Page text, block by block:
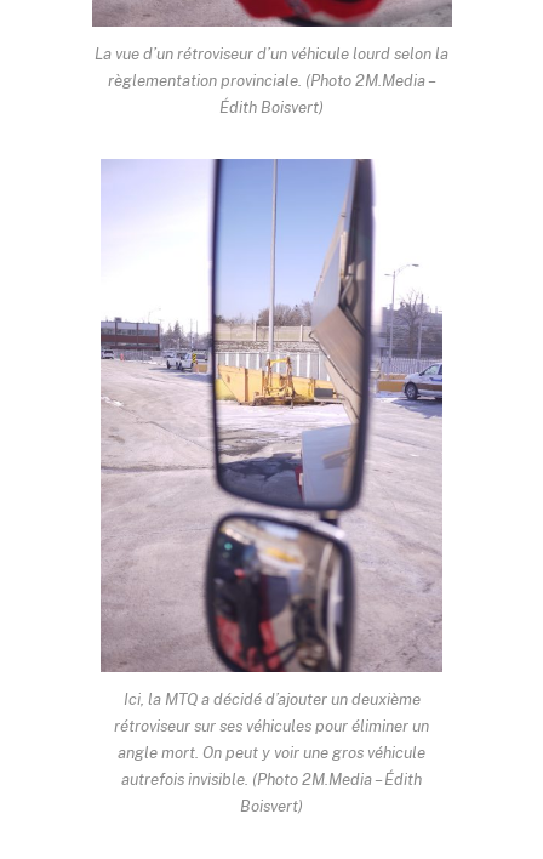
La vue d’un rétroviseur d’un véhicule lourd selon la
règlementation provinciale. (Photo 2M.Media –
Édith Boisvert)
Ici, la MTQ a décidé d’ajouter un deuxième
rétroviseur sur ses véhicules pour éliminer un
angle mort. On peut y voir une gros véhicule
autrefois invisible. (Photo 2M.Media – Édith
Boisvert)